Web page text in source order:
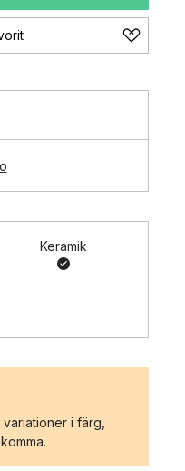
Keramik
i färg,